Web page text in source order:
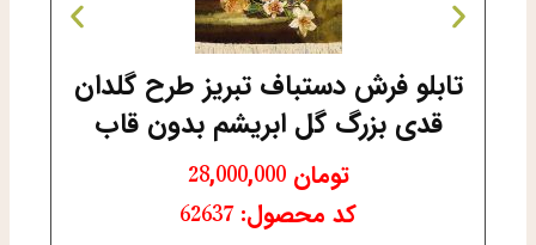
تابلو فرش دستباف تبریز طرح گلدان
قدی بزرگ گل ابریشم بدون قاب
تومان 28,000,000
کد محصول: 62637